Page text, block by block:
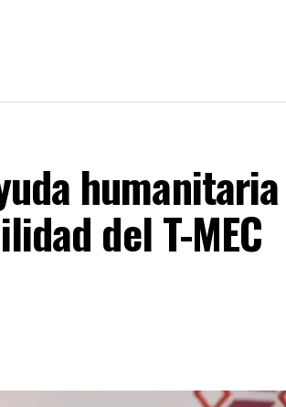
humanitaria
del T-MEC